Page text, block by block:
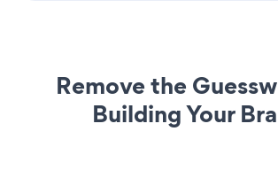
Remove the
Building Your